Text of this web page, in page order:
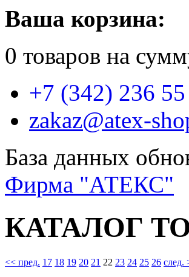
Ваша корзина:
0 товаров на
+7 (342) 236
zakaz@atex-
База данных
Фирма "АТЕКС"
КАТАЛОГ
<< пред. 17 18 19 20 21 22 23 24 25 26 след.